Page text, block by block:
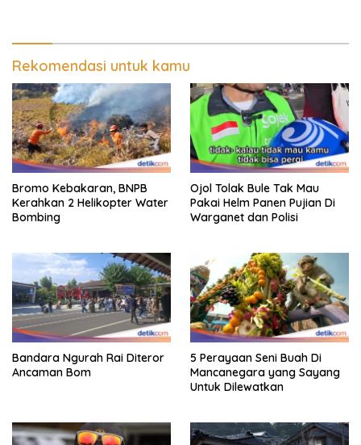
Rekomendasi untuk kamu
Bromo Kebakaran, BNPB
Kerahkan 2 Helikopter Water
Bombing
Ojol Tolak Bule Tak Mau
Pakai Helm Panen Pujian Di
Warganet dan Polisi
Bandara Ngurah Rai Diteror
Ancaman Bom
5 Perayaan Seni Buah Di
Mancanegara yang Sayang
Untuk Dilewatkan